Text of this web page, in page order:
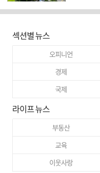
섹션별 뉴스
오피니언
경제
국제
라이프 뉴스
부동산
교육
이웃사랑